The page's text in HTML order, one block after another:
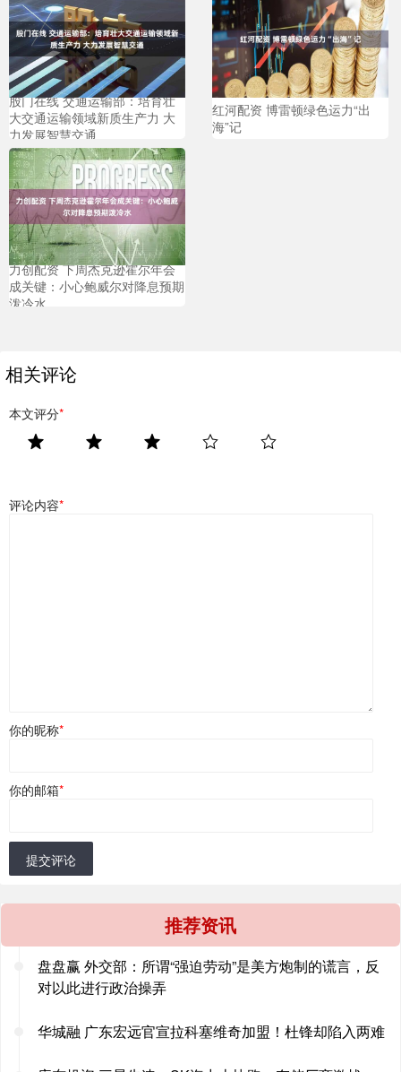
股门在线 交通运输部：培育壮
大交通运输领域新质生产力 大
力发展智慧交通
红河配资 博雷顿绿色运力“出
海”记
力创配资 下周杰克逊霍尔年会
成关键：小心鲍威尔对降息预期
泼冷水
相关评论
本文评分*
评论内容*
你的昵称*
你的邮箱*
提交评论
推荐资讯
盘盘赢 外交部：所谓“强迫劳动”是美方炮制的谎言，反
对以此进行政治操弄
华城融 广东宏远官宣拉科塞维奇加盟！杜锋却陷入两难